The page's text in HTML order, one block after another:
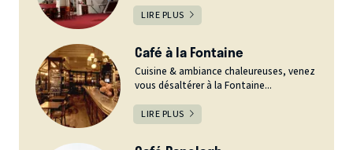
LIRE PLUS
Café à la Fontaine
Cuisine & ambiance chaleureuses, venez
vous désaltérer à la Fontaine...
LIRE PLUS